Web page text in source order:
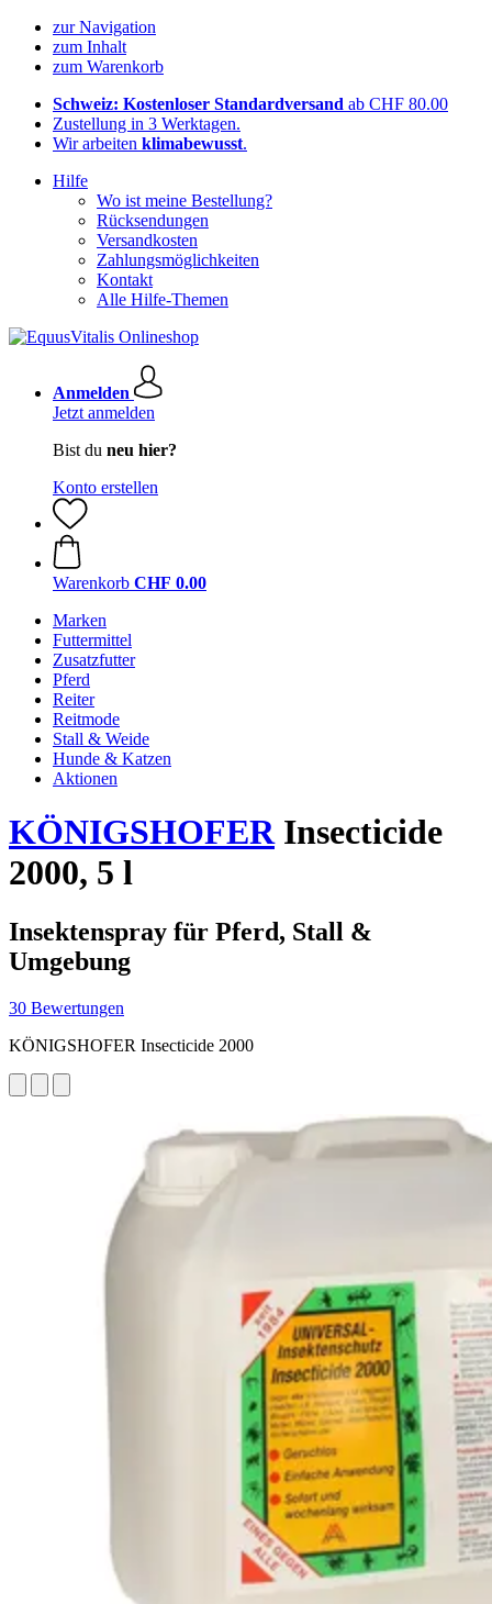
zur Navigation
zum Inhalt
zum Warenkorb
Schweiz: Kostenloser Standardversand ab CHF 80.00
Zustellung in 3 Werktagen.
Wir arbeiten klimabewusst.
Hilfe
Wo ist meine Bestellung?
Rücksendungen
Versandkosten
Zahlungsmöglichkeiten
Kontakt
Alle Hilfe-Themen
Anmelden
Jetzt anmelden
Bist du neu hier?
Konto erstellen
Warenkorb CHF 0.00
Marken
Futtermittel
Zusatzfutter
Pferd
Reiter
Reitmode
Stall & Weide
Hunde & Katzen
Aktionen
KÖNIGSHOFERInsecticide
2000, 5 l
Insektenspray für Pferd, Stall &
Umgebung
30 Bewertungen
KÖNIGSHOFER Insecticide 2000